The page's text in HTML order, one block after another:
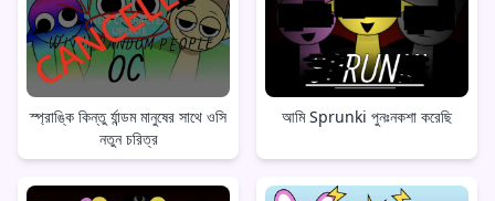
স্প্রাঙ্কি কিন্তু র্যান্ডম মানুষের সাথে ওসি
নতুন চরিত্র
আমি Sprunki পুনঃনকশা করেছি